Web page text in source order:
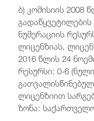
ბ) კომისიის 2008
ნუმერაციის
ლიცენზიას,
2016 წლის 24
რესურსი: 0-6
ლიცენზიით
ზონა: